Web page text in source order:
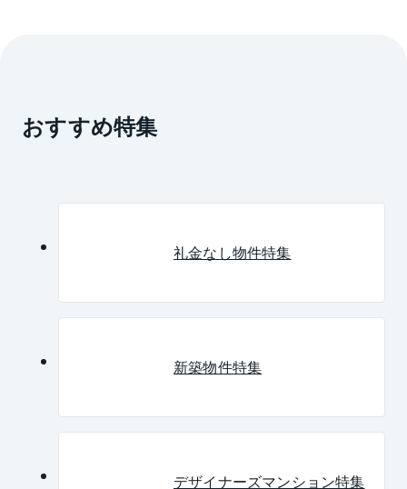
おすすめ特集
礼金なし物件特集
新築物件特集
デザイナーズマンション特集